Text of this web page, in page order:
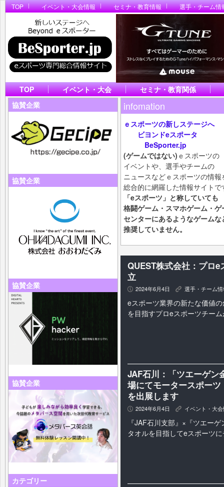
TOP イベント・大会情報 セミナ・教育情報 選手・チーム情
TOP イベント・大会
セミナ・教育関係
協賛企業
協賛企業
協賛企業
協賛企業
カテゴリー
infomation
ｅスポーツの新しステージへ
ビヨンドeスポータ
BeSporter.jp
(ゲームではない) ｅスポーツの
イベントや、選手やチームの
ニュースなどｅスポーツの情報
総合的に網羅した情報サイトで
「eスポーツ」と称していても
格闘ゲーム・スマホゲーム・ゲ
センターにあるようなゲームな
推奨していません。
QUEST株式会社：プロ
立
P 2024年6月4日 K 選手・チーム
eスポーツ業界の新たな価値
を目指すプロeスポーツチー
JAF石川：「ツエーゲン
場にてモータースポー
を出展します
P 2024年6月4日 K イベント・大
『JAF石川支部』×『ツエー
タオルを目指してeスポーツ